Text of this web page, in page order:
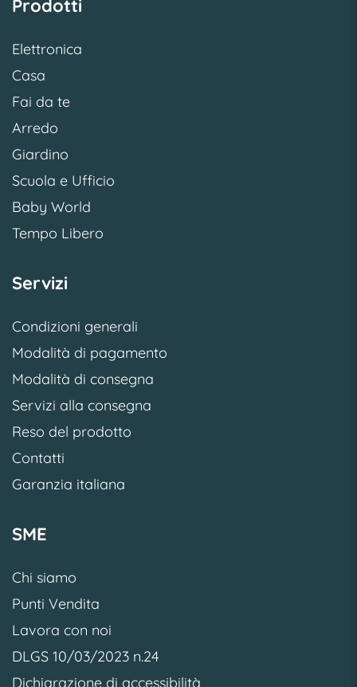
Prodotti
Elettronica
Casa
Fai da te
Arredo
Giardino
Scuola e Ufficio
Baby World
Tempo Libero
Servizi
Condizioni generali
Modalità di pagamento
Modalità di consegna
Servizi alla consegna
Reso del prodotto
Contatti
Garanzia italiana
SME
Chi siamo
Punti Vendita
Lavora con noi
DLGS 10/03/2023 n.24
Dichiarazione di accessibilità